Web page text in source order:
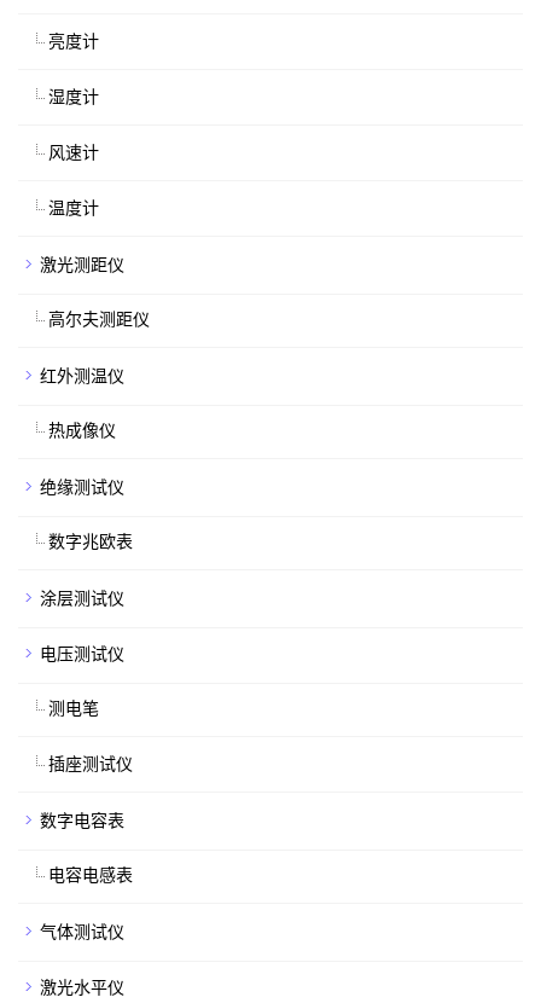
亮度计
湿度计
风速计
温度计
激光测距仪
高尔夫测距仪
红外测温仪
热成像仪
绝缘测试仪
数字兆欧表
涂层测试仪
电压测试仪
测电笔
插座测试仪
数字电容表
电容电感表
气体测试仪
激光水平仪